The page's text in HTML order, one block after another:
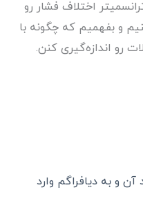
اختلاف فشار رو
و بفهمیم که چگونه با
رو اندازه‌گیری کنن.
و به دیافراگم وارد